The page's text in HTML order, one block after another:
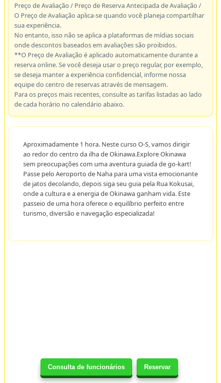
Consulta de funcionários Reservar
Preço de Avaliação / Preço de Reserva Antecipada de Avaliação /
O Preço de Avaliação aplica-se quando você planeja compartilhar
sua experiência.
No entanto, isso não se aplica a plataformas de mídias sociais
onde descontos baseados em avaliações são proibidos.
**O Preço de Avaliação é aplicado automaticamente durante a
reserva online. Se você deseja usar o preço regular, por exemplo,
se deseja manter a experiência confidencial, informe nossa
equipe do centro de reservas através de mensagem.
Para os preços mais recentes, consulte as tarifas listadas ao lado
de cada horário no calendário abaixo.
Aproximadamente 1 hora. Neste curso O-S, vamos dirigir
ao redor do centro da ilha de Okinawa.Explore Okinawa
sem preocupações com uma aventura guiada de go-kart!
Passe pelo Aeroporto de Naha para uma vista emocionante
de jatos decolando, depois siga seu guia pela Rua Kokusai,
onde a cultura e a energia de Okinawa ganham vida. Este
passeio de uma hora oferece o equilíbrio perfeito entre
turismo, diversão e navegação especializada!